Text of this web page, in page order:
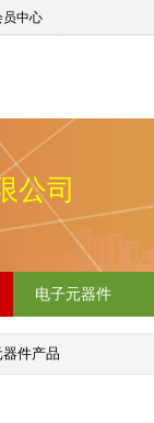
员中心
公司
电子元器件
器件产品